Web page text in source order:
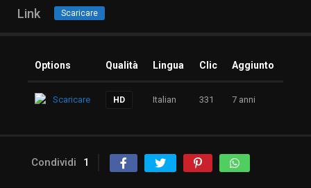
Link Scaricare
Options Qualità Lingua Clic Aggiunto
Scaricare HD Italian 331 7 anni
Condividi 1